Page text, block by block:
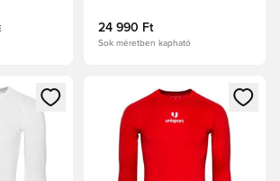
24 990 Ft
Sok méretben kapható
a bejelentkezéshez vagy a tagként
Megnyit egy modált a